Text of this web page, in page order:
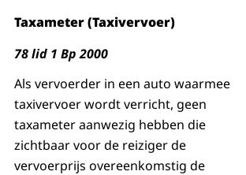
Taxameter (Taxivervoer)
78 lid 1 Bp 2000
Als vervoerder in een auto waarmee
taxivervoer wordt verricht, geen
taxameter aanwezig hebben die
zichtbaar voor de reiziger de
vervoerprijs overeenkomstig de